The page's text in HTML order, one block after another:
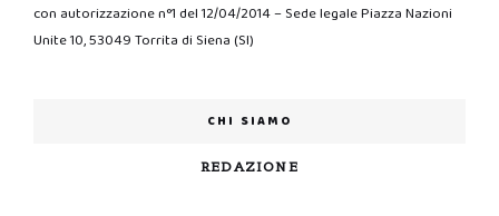
con autorizzazione n°1 del 12/04/2014 – Sede legale Piazza Nazioni
Unite 10, 53049 Torrita di Siena (SI)
CHI SIAMO
REDAZIONE